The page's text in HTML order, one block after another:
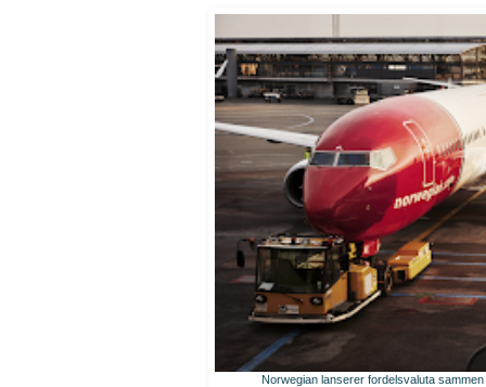
Norwegian lanserer fordelsvaluta